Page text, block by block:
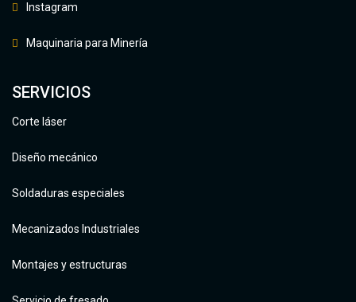
Instagram
Maquinaria para Minería
SERVICIOS
Corte láser
Diseño mecánico
Soldaduras especiales
Mecanizados Industriales
Montajes y estructuras